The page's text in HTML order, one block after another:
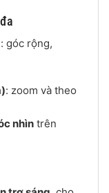
: góc rộng,
: zoom và theo
nhìntrên